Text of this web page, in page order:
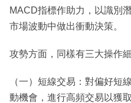
MACD指標作助力，以識別
市場波動中做出衝動決策。
攻勢方面，同樣有三大操作
（一）短線交易：對偏好短
動機會，進行高頻交易以獲